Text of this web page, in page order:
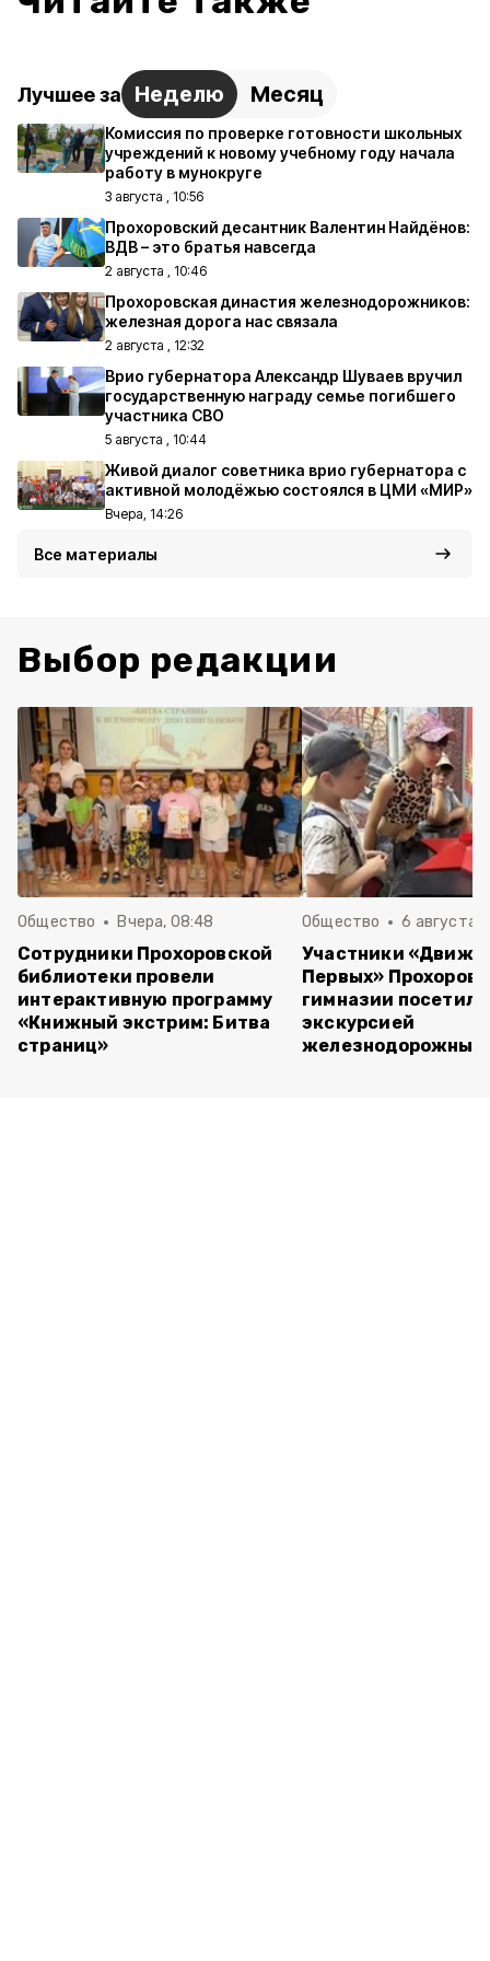
Лучшее за Неделю Месяц
Комиссия по проверке готовности школьных
учреждений к новому учебному году начала
работу в мунокруге
3 августа , 10:56
Прохоровский десантник Валентин Найдёнов:
ВДВ – это братья навсегда
2 августа , 10:46
Прохоровская династия железнодорожников:
железная дорога нас связала
2 августа , 12:32
Врио губернатора Александр Шуваев вручил
государственную награду семье погибшего
участника СВО
5 августа , 10:44
Живой диалог советника врио губернатора с
активной молодёжью состоялся в ЦМИ «МИР»
Вчера, 14:26
Все материалы
Выбор редакции
Общество Вчера, 08:48
Сотрудники Прохоровской
библиотеки провели
интерактивную программу
«Книжный экстрим: Битва
страниц»
Общество 6 августа ,
Участники
Первых»
гимназии
экскурсией
железнодорожный